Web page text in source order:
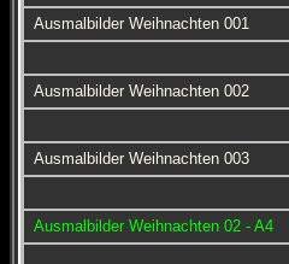
Ausmalbilder Weihnachten 001
Ausmalbilder Weihnachten 002
Ausmalbilder Weihnachten 003
Ausmalbilder Weihnachten 02 - A4